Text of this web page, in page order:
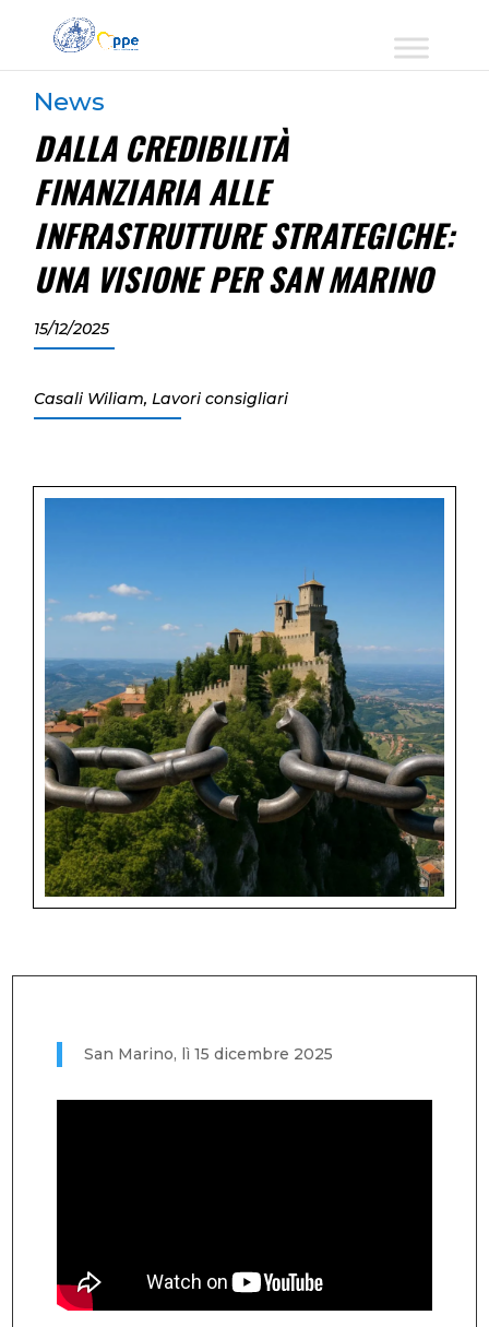
News
DALLA CREDIBILITÀ
FINANZIARIA ALLE
INFRASTRUTTURE STRATEGICHE:
UNA VISIONE PER SAN MARINO
15/12/2025
Casali Wiliam,Lavori consigliari
San Marino, lì 15 dicembre 2025